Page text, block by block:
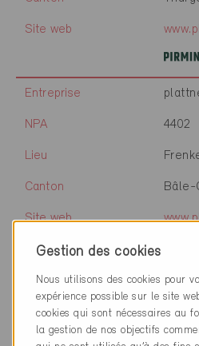
Site web
Entreprise
NPA 4402
Lieu
Canton Bâle-
Site web
Entreprise
NPA
Gestion des cookies
Nous utilisons des cookies pour
expérience possible sur le site
cookies qui sont nécessaires au
la gestion de nos objectifs